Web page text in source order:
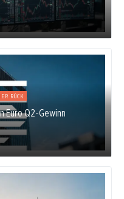
RÜCK
Euro Q2-Gewinn